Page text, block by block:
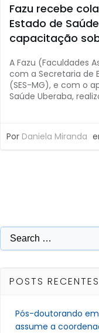
Fazu recebe
Estado de
capacitação
A Fazu (Faculdades
com a Secretaria de
(SES-MG), e com o
Saúde Uberaba,
Por Daniela Miranda
Search
for:
POSTS RECENTES
Pós-doutorando
assume a